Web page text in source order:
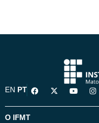
EN PT
F
a
e
X
-
w
Y
o
t
I
n
t
O IFMT